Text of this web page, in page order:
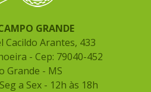
GRANDE
Cacildo Arantes, 433
- Cep: 79040-452
Grande - MS
a Sex - 12h às 18h